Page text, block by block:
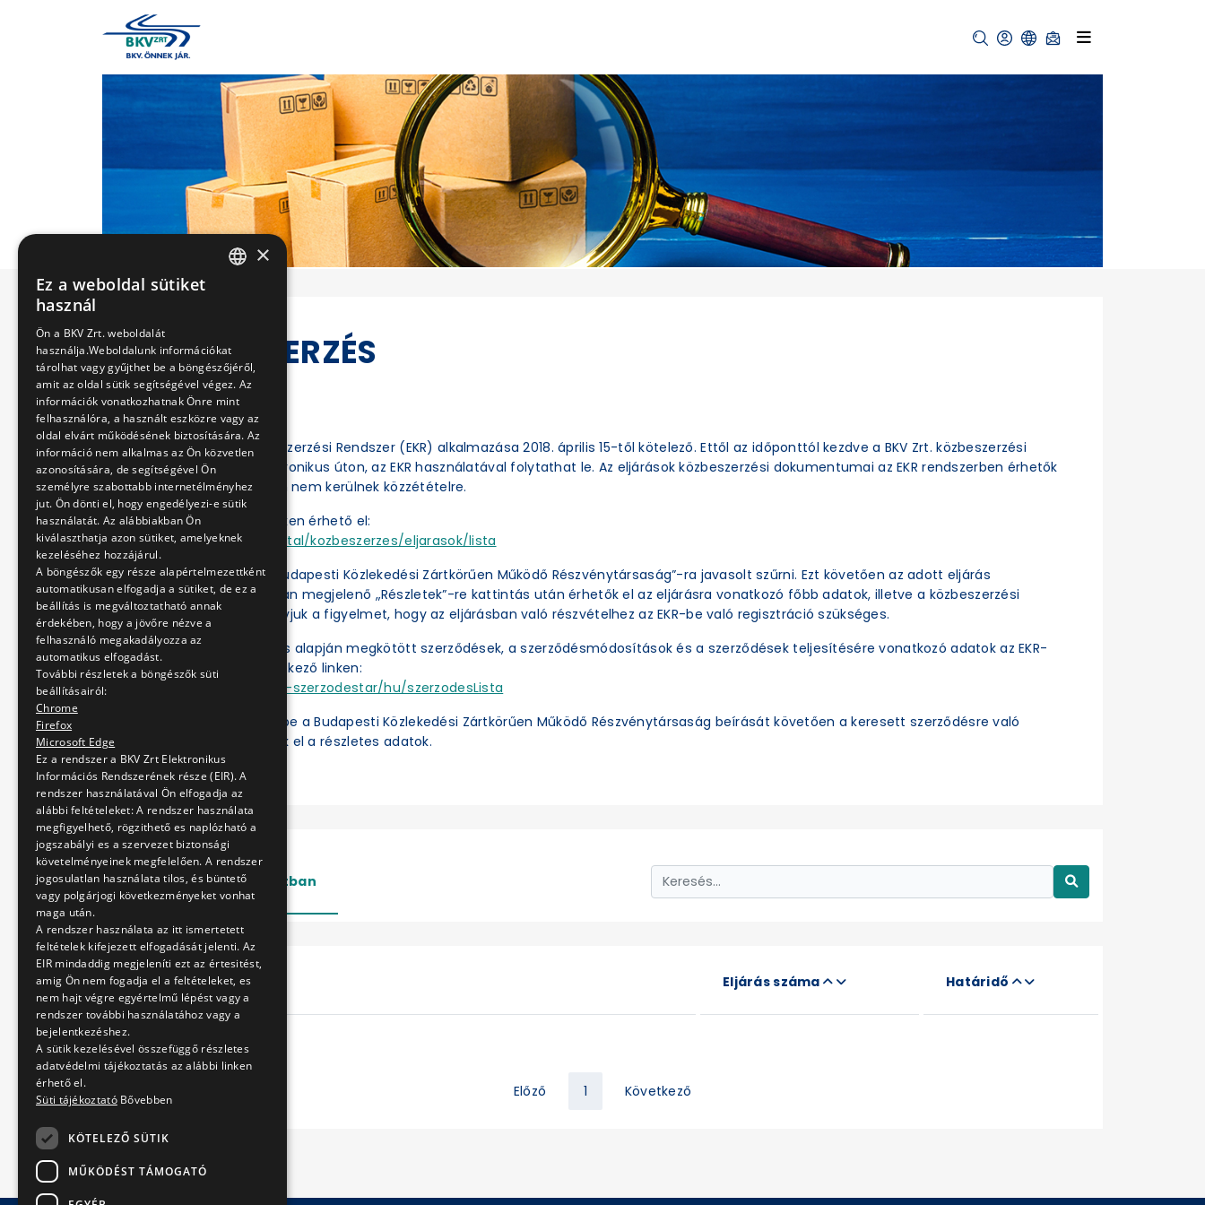
KÖZBESZERZÉS
Az Elektronikus Közbeszerzési Rendszer (EKR) alkalmazása 2018. április 15-től kötelező. Ettől az időponttól kezdve a BKV Zrt. közbeszerzési
eljárásokat csak elektronikus úton, az EKR használatával folytathat le. Az eljárások közbeszerzési dokumentumai az EKR rendszerben érhetők
el, a BKV Zrt. honlapján nem kerülnek közzétételre.
Az EKR a következő linken érhető el:
https://ekr.gov.hu/portal/kozbeszerzes/eljarasok/lista
Az Ajánlatkérőnél a „Budapesti Közlekedési Zártkörűen Működő Részvénytársaság”-ra javasolt szűrni. Ezt követően az adott eljárás
„Műveletek” oszlopában megjelenő „Részletek”-re kattintás után érhetők el az eljárásra vonatkozó főbb adatok, illetve a közbeszerzési
dokumentumok. Felhívjuk a figyelmet, hogy az eljárásban való részvételhez az EKR-be való regisztráció szükséges.
A közbeszerzési eljárás alapján megkötött szerződések, a szerződésmódosítások és a szerződések teljesítésére vonatkozó adatok az EKR-
ben érhetők el a következő linken:
https://ekr.gov.hu/ekr-szerzodestar/hu/szerzodesLista
” mezőbe a Budapesti Közlekedési Zártkörűen Működő Részvénytársaság beírását követően a keresett szerződésre való
kattintás után érhetők el a részletes adatok.
Lezárt Folyamatban
Cím Eljárás száma Határidő
Előző 1 Következő
×
Ez a weboldal sütiket
használ
Ön a BKV Zrt. weboldalát
használja.Weboldalunk információkat
tárolhat vagy gyűjthet be a böngészőjéről,
amit az oldal sütik segítségével végez. Az
információk vonatkozhatnak Önre mint
felhasználóra, a használt eszközre vagy az
oldal elvárt működésének biztosítására. Az
információ nem alkalmas az Ön közvetlen
azonosítására, de segítségével Ön
személyre szabottabb internetélményhez
jut. Ön dönti el, hogy engedélyezi-e sütik
használatát. Az alábbiakban Ön
kiválaszthatja azon sütiket, amelyeknek
kezeléséhez hozzájárul.
A böngészők egy része alapértelmezettként
automatikusan elfogadja a sütiket, de ez a
beállítás is megváltoztatható annak
érdekében, hogy a jövőre nézve a
felhasználó megakadályozza az
automatikus elfogadást.
További részletek a böngészők süti
beállításairól:
Chrome
Firefox
Microsoft Edge
Ez a rendszer a BKV Zrt Elektronikus
Információs Rendszerének része (EIR). A
rendszer használatával Ön elfogadja az
alábbi feltételeket: A rendszer használata
megfigyelhető, rögzithető es naplózható a
jogszabályi es a szervezet biztonsági
követelményeinek megfelelően. A rendszer
jogosulatlan használata tilos, és büntető
vagy polgárjogi következményeket vonhat
maga után.
A rendszer használata az itt ismertetett
feltételek kifejezett elfogadását jelenti. Az
EIR mindaddig megjeleníti ezt az értesitést,
amig Ön nem fogadja el a feltételeket, es
nem hajt végre egyértelmű lépést vagy a
rendszer további használatához vagy a
bejelentkezéshez.
A sütik kezelésével összefüggő részletes
adatvédelmi tájékoztatás az alábbi linken
érhető el.
Süti tájékoztató Bővebben
KÖTELEZŐ SÜTIK
MŰKÖDÉST TÁMOGATÓ